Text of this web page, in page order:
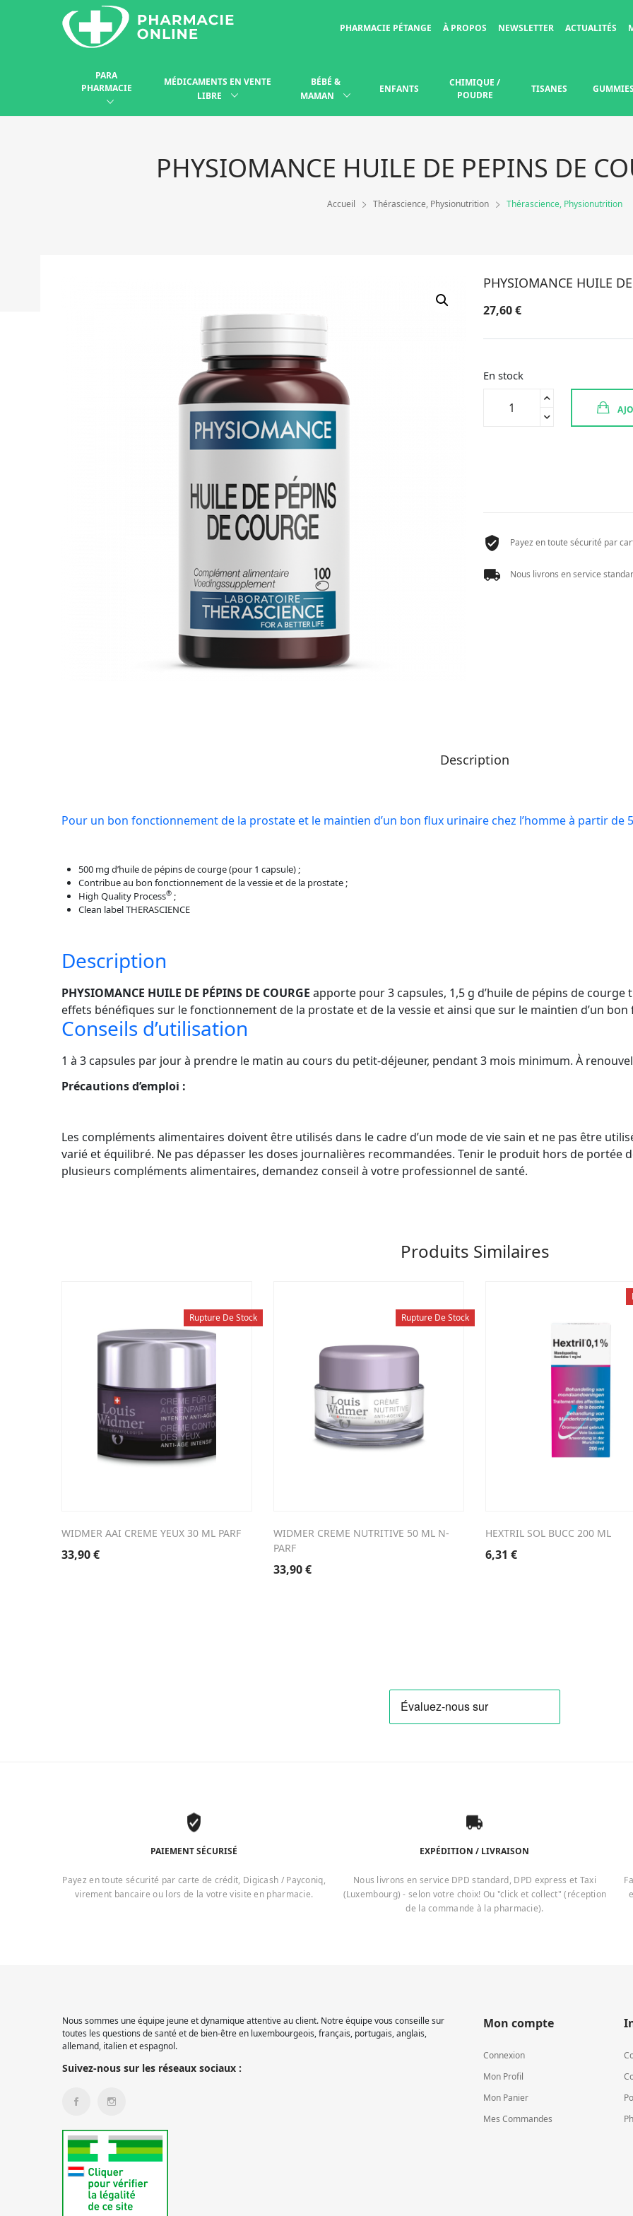
PHARMACIE PÉTANGE À PROPOS NEWSLETTER ACTUALITÉS
PARA
PHARMACIE
MÉDICAMENTS EN VENTE
LIBRE
BÉBÉ &
MAMAN
ENFANTS
CHIMIQUE /
POUDRE
TISANES GUMMIES
PHYSIOMANCE HUILE DE PEPINS DE
Accueil Thérascience, Physionutrition Thérascience, Physionutrition
PHYSIOMANCE HUILE
27,60€
En stock
100CPR
Payez en toute sécurité par
Nous livrons en service
Description
Pour un bon fonctionnement de la prostate et le maintien d’un bon flux urinaire chez l’homme à partir de
500 mg d’huile de pépins de courge (pour 1 capsule) ;
Contribue au bon fonctionnement de la vessie et de la prostate ;
High Quality Process® ;
Clean label THERASCIENCE
Description
PHYSIOMANCE HUILE DE PÉPINS DE COURGE apporte pour 3 capsules, 1,5 g d’huile de pépins de courge
effets bénéfiques sur le fonctionnement de la prostate et de la vessie et ainsi que sur le maintien d’un
Conseils d’utilisation
1 à 3 capsules par jour à prendre le matin au cours du petit-déjeuner, pendant 3 mois minimum. À
Précautions d’emploi :
Les compléments alimentaires doivent être utilisés dans le cadre d’un mode de vie sain et ne pas être
varié et équilibré. Ne pas dépasser les doses journalières recommandées. Tenir le produit hors de portée
plusieurs compléments alimentaires, demandez conseil à votre professionnel de santé.
Produits Similaires
Rupture De Stock
WIDMER AAI CREME YEUX 30 ML PARF
33,90€
Rupture De Stock
WIDMER CREME NUTRITIVE 50 ML N-
PARF
33,90€
HEXTRIL SOL BUCC 200 ML
6,31 €
PAIEMENT SÉCURISÉ
Payez en toute sécurité par carte de crédit, Digicash / Payconiq,
virement bancaire ou lors de la votre visite en pharmacie.
EXPÉDITION / LIVRAISON
Nous livrons en service DPD standard, DPD express et Taxi
(Luxembourg) - selon votre choix! Ou "click et collect" (réception
de la commande à la pharmacie).
Nous sommes une équipe jeune et dynamique attentive au client. Notre équipe vous conseille sur
toutes les questions de santé et de bien-être en luxembourgeois, français, portugais, anglais,
allemand, italien et espagnol.
Suivez-nous sur les réseaux sociaux :
Mon compte
Connexion
Mon Profil
Mon Panier
Mes Commandes